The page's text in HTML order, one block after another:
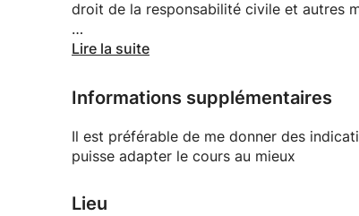
droit de la responsabilité civile et autres
L'objectif est de vous aider à maîtriser
préparer une correction détaillée d'un
partie de mes études de droit à
rendre en anglais et plus généralement
Les cours peuvent se faire seuls ou en
Lire la suite
Informations supplémentaires
Il est préférable de me donner des
puisse adapter le cours au mieux
Lieu